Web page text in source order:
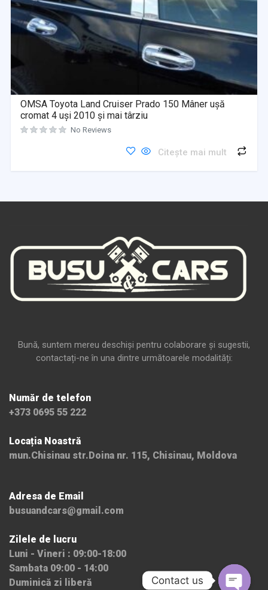
OMSA Toyota Land Cruiser Prado 150 Mâner ușă
cromat 4 uși 2010 și mai târziu
No Reviews
Citește mai mult
Bună, suntem mereu deschiși pentru colaborare și sugestii,
contactați-ne în una dintre următoarele modalități:
Număr de telefon
+373 0695 55 222
Locația Noastră
mun.Chisinau str.Doina nr. 115, Chisinau, Moldova
Adresa de Email
busuandcars@gmail.com
Zilele de lucru
Luni - Vineri : 09:00-18:00
Sambata 09:00 - 14:00
Duminică zi liberă
Contact us